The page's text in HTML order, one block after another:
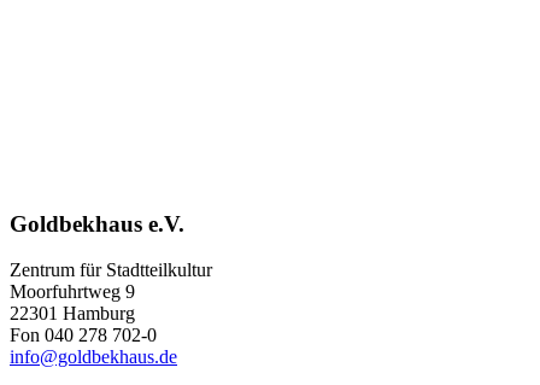
Goldbekhaus e.V.
Zentrum für Stadtteilkultur
Moorfuhrtweg 9
22301 Hamburg
Fon 040 278 702-0
info@goldbekhaus.de